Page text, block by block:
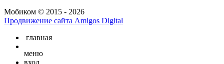
Мобиком © 2015 - 2026
Продвижение сайта Amigos Digital
главная
меню